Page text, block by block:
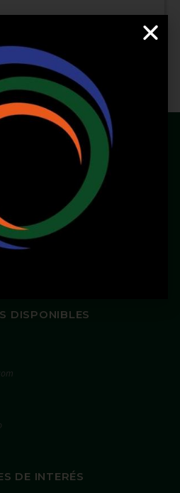
6A – 65
DISPONIBLES
DE INTERÉS